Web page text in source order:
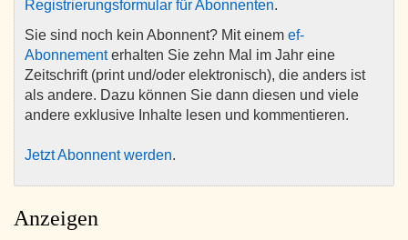
Registrierungsformular für Abonnenten.
Sie sind noch kein Abonnent? Mit einem ef-
Abonnementerhalten Sie zehn Mal im Jahr eine
Zeitschrift (print und/oder elektronisch), die anders ist
als andere. Dazu können Sie dann diesen und viele
andere exklusive Inhalte lesen und kommentieren.
Jetzt Abonnent werden.
Anzeigen